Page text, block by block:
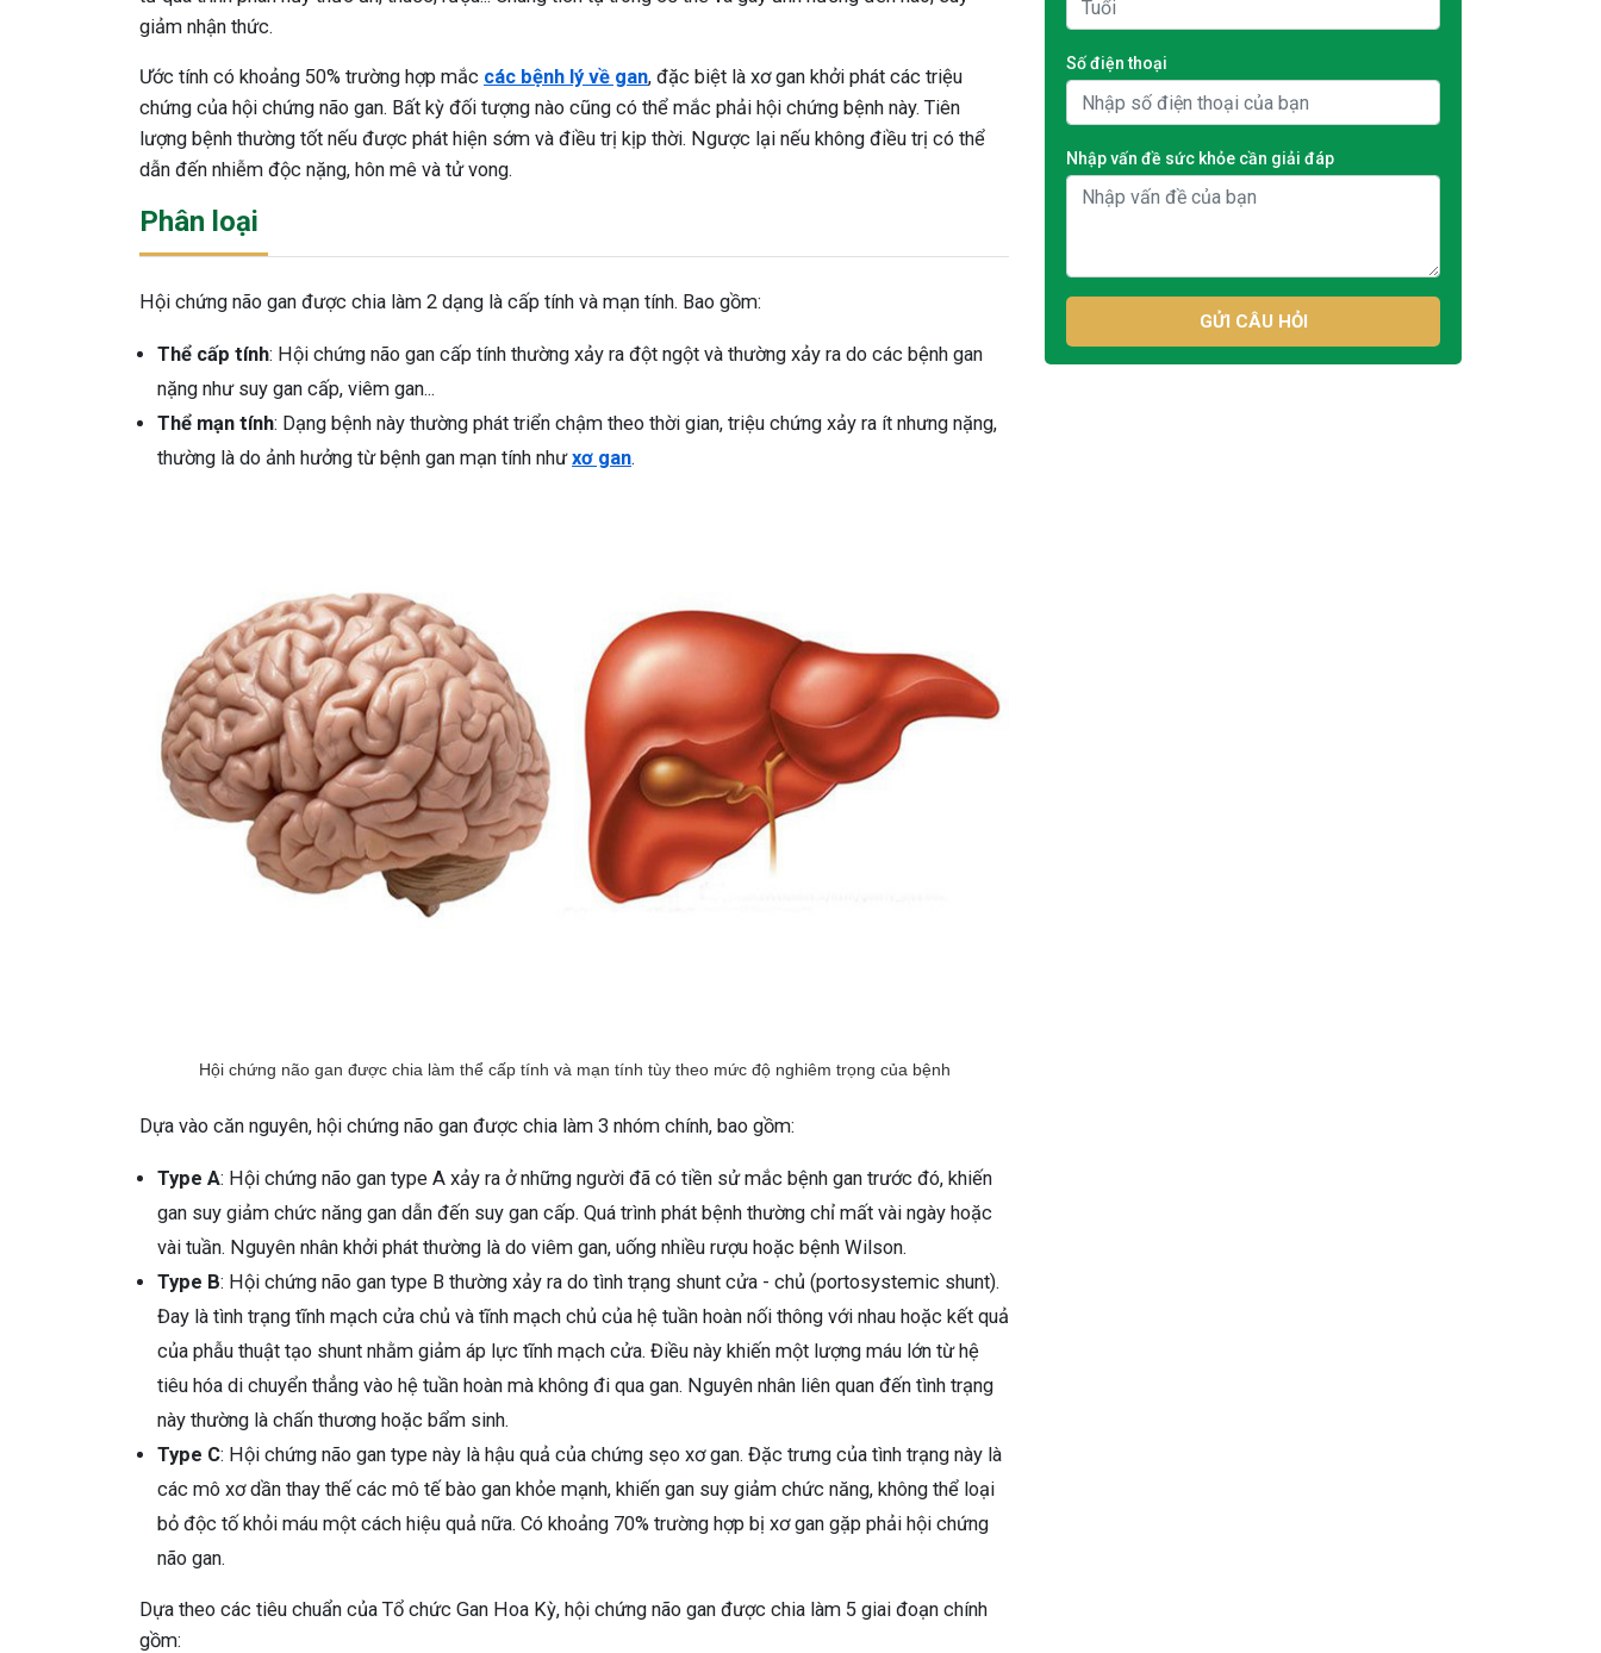
giảm nhận thức.
Ước tính có khoảng 50% trường hợp mắc các bệnh lý về gan, đặc biệt là xơ gan khởi phát các triệu
chứng của hội chứng não gan. Bất kỳ đối tượng nào cũng có thể mắc phải hội chứng bệnh này. Tiên
lượng bệnh thường tốt nếu được phát hiện sớm và điều trị kịp thời. Ngược lại nếu không điều trị có thể
dẫn đến nhiễm độc nặng, hôn mê và tử vong.
Phân loại
Hội chứng não gan được chia làm 2 dạng là cấp tính và mạn tính. Bao gồm:
Thể cấp tính: Hội chứng não gan cấp tính thường xảy ra đột ngột và thường xảy ra do các bệnh gan
nặng như suy gan cấp, viêm gan...
Thể mạn tính: Dạng bệnh này thường phát triển chậm theo thời gian, triệu chứng xảy ra ít nhưng nặng,
thường là do ảnh hưởng từ bệnh gan mạn tính nhưxơ gan.
Hội chứng não gan được chia làm thể cấp tính và mạn tính tùy theo mức độ nghiêm trọng của bệnh
Dựa vào căn nguyên, hội chứng não gan được chia làm 3 nhóm chính, bao gồm:
Type A: Hội chứng não gan type A xảy ra ở những người đã có tiền sử mắc bệnh gan trước đó, khiến
gan suy giảm chức năng gan dẫn đến suy gan cấp. Quá trình phát bệnh thường chỉ mất vài ngày hoặc
vài tuần. Nguyên nhân khởi phát thường là do viêm gan, uống nhiều rượu hoặc bệnh Wilson.
Type B: Hội chứng não gan type B thường xảy ra do tình trạng shunt cửa - chủ (portosystemic shunt).
Đay là tình trạng tĩnh mạch cửa chủ và tĩnh mạch chủ của hệ tuần hoàn nối thông với nhau hoặc kết quả
của phẫu thuật tạo shunt nhằm giảm áp lực tĩnh mạch cửa. Điều này khiến một lượng máu lớn từ hệ
tiêu hóa di chuyển thẳng vào hệ tuần hoàn mà không đi qua gan. Nguyên nhân liên quan đến tình trạng
này thường là chấn thương hoặc bẩm sinh.
Type C: Hội chứng não gan type này là hậu quả của chứng sẹo xơ gan. Đặc trưng của tình trạng này là
các mô xơ dần thay thế các mô tế bào gan khỏe mạnh, khiến gan suy giảm chức năng, không thể loại
bỏ độc tố khỏi máu một cách hiệu quả nữa. Có khoảng 70% trường hợp bị xơ gan gặp phải hội chứng
não gan.
Dựa theo các tiêu chuẩn của Tổ chức Gan Hoa Kỳ, hội chứng não gan được chia làm 5 giai đoạn chính
gồm:
Số điện thoại
Nhập vấn đề sức khỏe cần giải đáp
GỬI CÂU HỎI